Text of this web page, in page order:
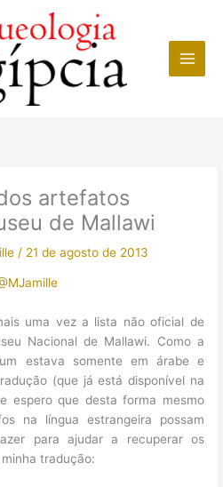
artefatos
de Mallawi
/ 21 de agosto de 2013
uma vez a lista não oficial de
Nacional de Mallawi. Como a
estava somente em árabe e
(que já está disponível na
espero que desta forma mesmo
na língua estrangeira possam
para ajudar a recuperar os
tradução: